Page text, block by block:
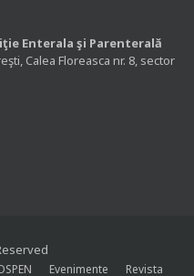
Enterala şi Parenterală
Calea Floreasca nr. 8, sector
Revista
Evenimente